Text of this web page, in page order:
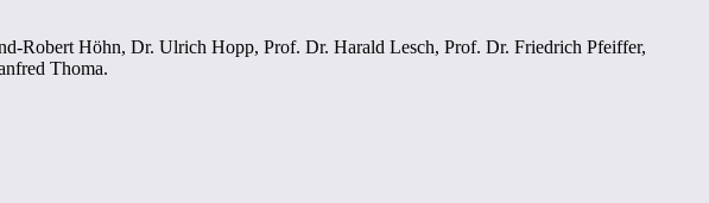
Robert Höhn, Dr. Ulrich Hopp, Prof. Dr. Harald Lesch, Prof. Dr. Friedrich Pfeiffer,
Thoma.